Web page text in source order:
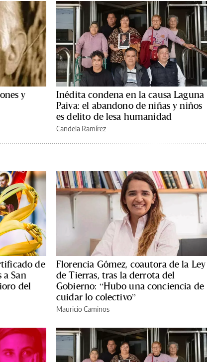
y
Inédita condena en la causa Laguna
Paiva: el abandono de niñas y niños
es delito de lesa humanidad
Candela Ramírez
de
a San
del
Florencia Gómez, coautora de la Ley
de Tierras, tras la derrota del
Gobierno: “Hubo una conciencia de
cuidar lo colectivo”
Mauricio Caminos